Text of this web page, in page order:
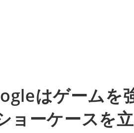
はゲームを
ョーケースを